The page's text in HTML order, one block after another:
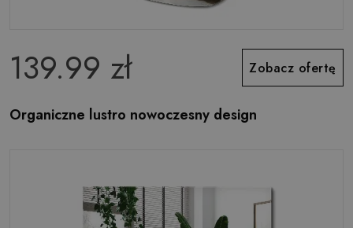
139.99 zł Zobacz ofertę
Organiczne lustro nowoczesny design